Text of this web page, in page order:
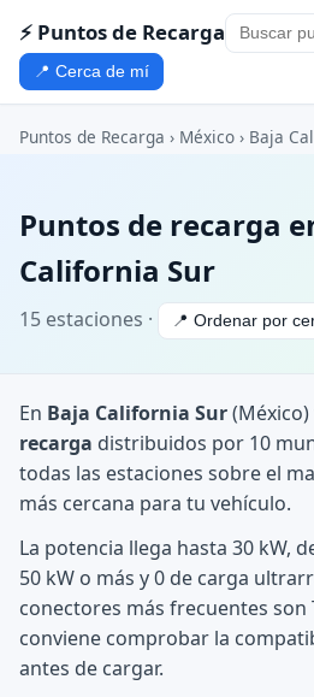
⚡ Puntos de Recarga
📍 Cerca de mí
Puntos de Recarga › México › Baja
Puntos de recarga
California Sur
15 estaciones · 📍 Ordenar por
En Baja California Sur
recarga distribuidos por 10
todas las estaciones sobre el
más cercana para tu vehículo.
La potencia llega hasta 30 kW,
50 kW o más y 0 de carga
conectores más frecuentes son
conviene comprobar la
antes de cargar.